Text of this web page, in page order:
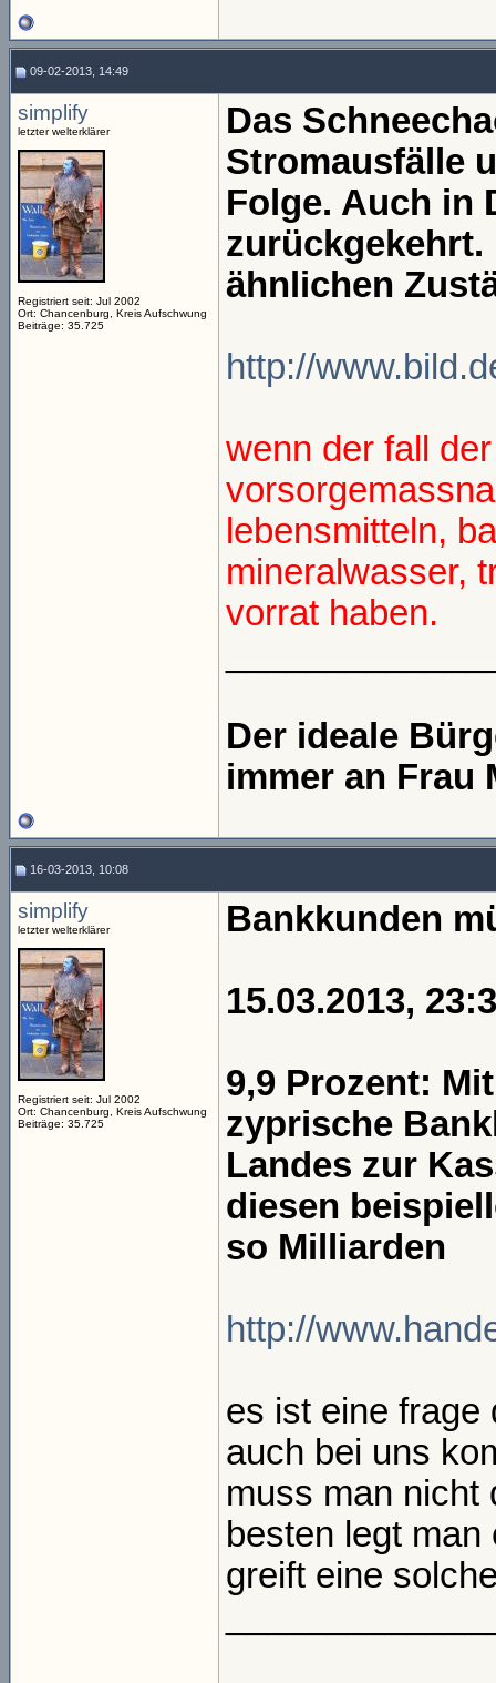
09-02-2013, 14:49
simplify
letzter welterklärer
Registriert seit: Jul 2002
Ort: Chancenburg, Kreis Aufschwung
Beiträge: 35.725
Das
Stromausfälle
Folge. Auch in
zurückgekehrt.
ähnlichen
http://
wenn der fall
lebensmitteln,
mineralwasser,
vorrat haben.
Der ideale
immer an Frau
16-03-2013, 10:08
simplify
letzter welterklärer
Registriert seit: Jul 2002
Ort: Chancenburg, Kreis Aufschwung
Beiträge: 35.725
Bankkunden
15.03.2013,
9,9 Prozent:
zyprische
Landes zur
diesen
so Milliarden
http://
es ist eine frage
auch bei uns
muss man nicht
besten legt
greift eine